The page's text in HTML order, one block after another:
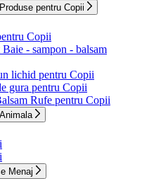
Produse pentru Copii
Copii
- sampon - balsam
lichid pentru Copii
gura pentru Copii
Rufe pentru Copii
Menaj